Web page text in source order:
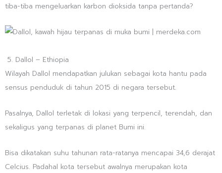
tiba-tiba mengeluarkan karbon dioksida tanpa pertanda?
5. Dallol – Ethiopia
Wilayah Dallol mendapatkan julukan sebagai kota hantu pada
sensus penduduk di tahun 2015 di negara tersebut.
Pasalnya, Dallol terletak di lokasi yang terpencil, terendah, dan
sekaligus yang terpanas di planet Bumi ini.
Bisa dikatakan suhu tahunan rata-ratanya mencapai 34,6 derajat
Celcius. Padahal kota tersebut awalnya merupakan kota